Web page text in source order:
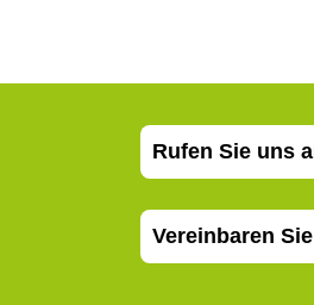
Rufen Sie uns
Vereinbaren